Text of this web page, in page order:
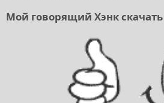
Мой говорящий Хэнк скачать